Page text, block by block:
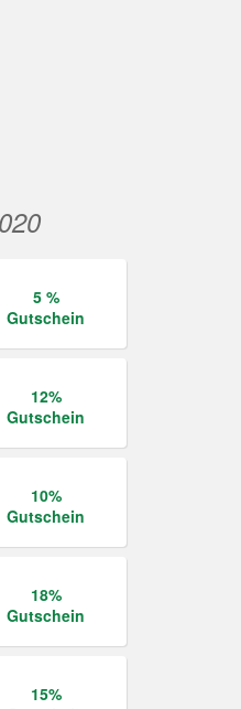
5 %
Gutschein
12%
Gutschein
10%
Gutschein
18%
Gutschein
15%